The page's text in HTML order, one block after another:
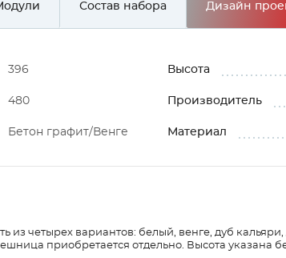
Состав набора Дизайн
396 Высота
480 Производитель
Бетон графит/Венге Материал
из четырех вариантов: белый, венге, дуб
приобретается отдельно. Высота указана